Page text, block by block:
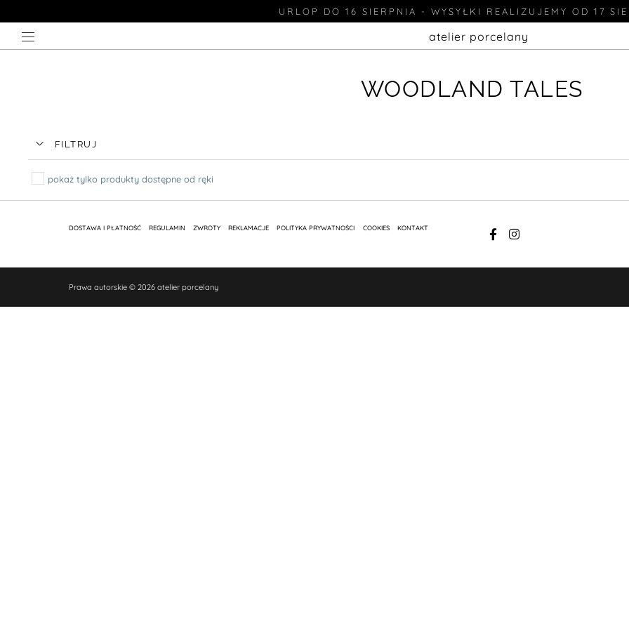
URLOP DO 16 SIERPNIA - WYSYŁKI REALIZUJEMY OD 17
atelier porcelany
WOODLAND TALES
FILTRUJ
pokaż tylko produkty dostępne od ręki
DOSTAWA I PŁATNOŚĆ REGULAMIN ZWROTY REKLAMACJE POLITYKA PRYWATNOŚCI COOKIES KONTAKT
Prawa autorskie © 2026 atelier porcelany